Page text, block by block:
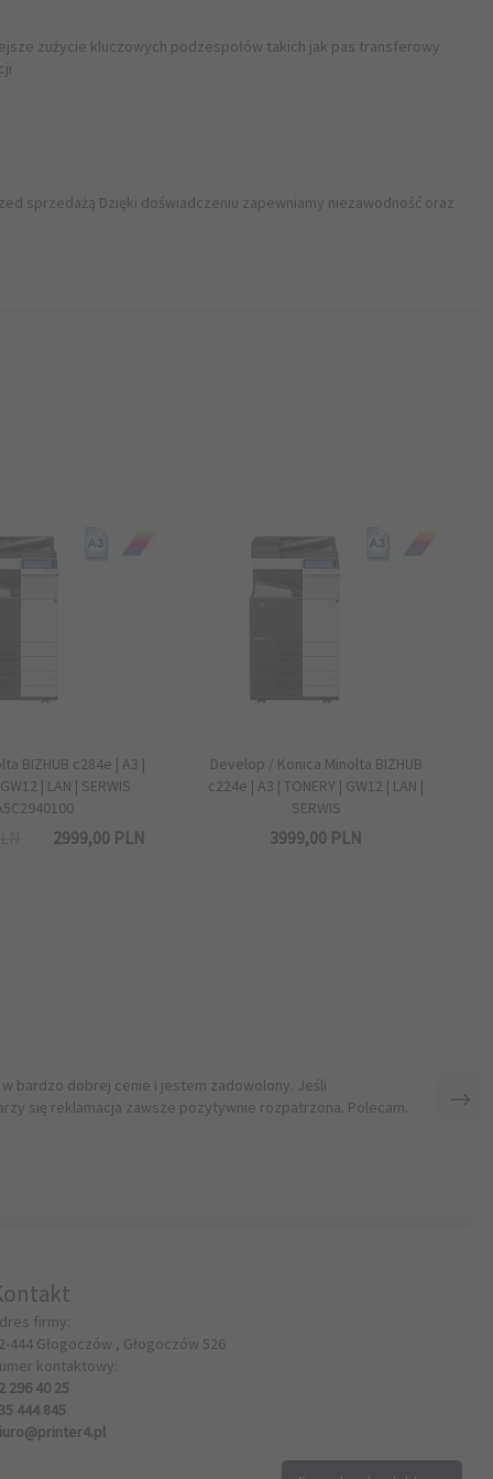
zużycie kluczowych podzespołów takich jak pas transferowy
sprzedażą Dzięki doświadczeniu zapewniamy niezawodność oraz
BIZHUB c284e | A3 |
| LAN | SERWIS
2999,00 PLN
Develop / Konica Minolta BIZHUB
c224e | A3 | TONERY | GW12 | LAN |
SERWIS
3999,00 PLN
bardzo dobrej cenie i jestem zadowolony. Jeśli
się reklamacja zawsze pozytywnie rozpatrzona. Polecam.
firmy:
444 Głogoczów , Głogoczów 526
kontaktowy:
296 40 25
444 845